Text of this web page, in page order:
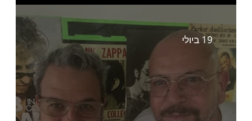
האחרון של קראנץ׳
19 ביולי